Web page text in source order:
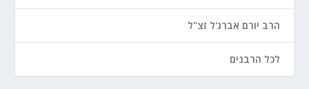
הרב יורם אברג'ל זצ"ל
לכל הרבנים